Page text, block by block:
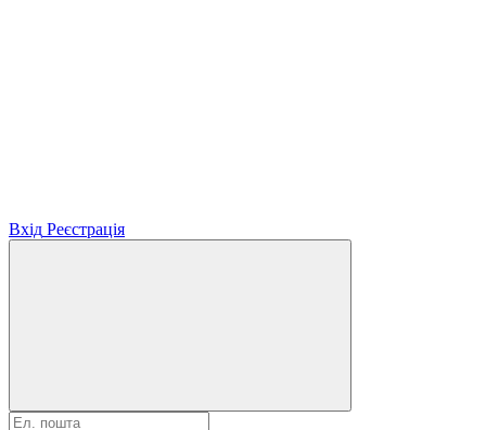
Вхід Реєстрація